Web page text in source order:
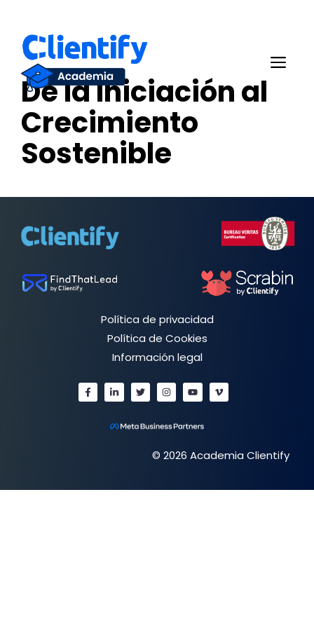
contenido
De la Iniciación al
Crecimiento
Sostenible
Política de privacidad
Política de Cookies
Información legal
© 2026 Academia Clientify